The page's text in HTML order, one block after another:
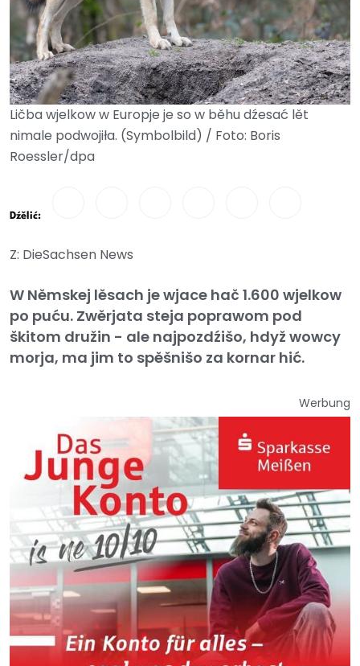
Ličba wjelkow w Europje je so w běhu dźesać lět
nimale podwojiła. (Symbolbild) / Foto: Boris
Roessler/dpa
Dźělić:
Z: DieSachsen News
W Němskej lěsach je wjace hač 1.600 wjelkow
po puću. Zwěrjata steja poprawom pod
škitom družin - ale najpozdźišo, hdyž wowcy
morja, ma jim to spěšnišo za kornar hić.
Werbung